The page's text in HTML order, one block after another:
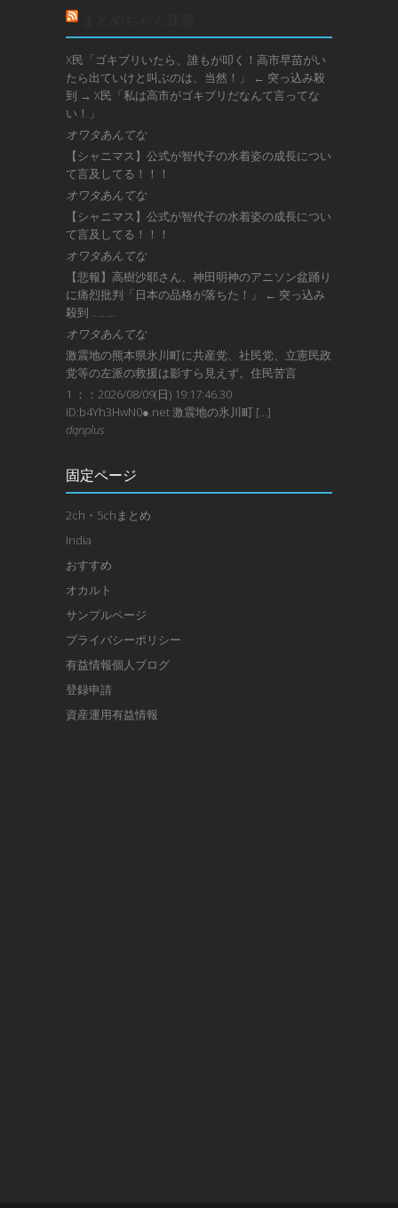
X民「ゴキブリいたら、誰もが叩く！高市早苗がい
たら出ていけと叫ぶのは、当然！」 ← 突っ込み殺
到 → X民「私は高市がゴキブリだなんて言ってな
い！」
オワタあんてな
【シャニマス】公式が智代子の水着姿の成長につい
て言及してる！！！
オワタあんてな
【シャニマス】公式が智代子の水着姿の成長につい
て言及してる！！！
オワタあんてな
【悲報】高樹沙耶さん、神田明神のアニソン盆踊り
に痛烈批判「日本の品格が落ちた！」 ← 突っ込み
殺到 ………
オワタあんてな
激震地の熊本県氷川町に共産党、社民党、立憲民政
党等の左派の救援は影すら見えず。住民苦言
1 ：：2026/08/09(日) 19:17:46.30
ID:b4Yh3HwN0●.net 激震地の氷川町 […]
dqnplus
固定ページ
2ch・5chまとめ
India
おすすめ
オカルト
サンプルページ
プライバシーポリシー
有益情報個人ブログ
登録申請
資産運用有益情報